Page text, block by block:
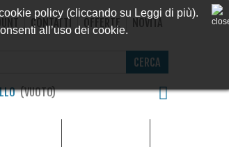
CONTATTI OFFERTE NOVITÀ
CERCA
(VUOTO)
policy (cliccando su Leggi di più).
all’uso dei cookie.